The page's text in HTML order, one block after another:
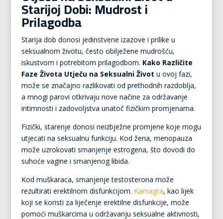
Starijoj Dobi: Mudrost i
Prilagodba
Starija dob donosi jedinstvene izazove i prilike u
seksualnom životu, često obilježene mudrošću,
iskustvom i potrebitom prilagodbom. Kako Različite
Faze Života Utječu na Seksualni Život u ovoj fazi,
može se značajno razlikovati od prethodnih razdoblja,
a mnogi parovi otkrivaju nove načine za održavanje
intimnosti i zadovoljstva unatoč fizičkim promjenama.
Fizički, starenje donosi neizbježne promjene koje mogu
utjecati na seksualnu funkciju. Kod žena, menopauza
može uzrokovati smanjenje estrogena, što dovodi do
suhoće vagine i smanjenog libida.
Kod muškaraca, smanjenje testosterona može
rezultirati erektilnom disfunkcijom. Kamagra, kao lijek
koji se koristi za liječenje erektilne disfunkcije, može
pomoći muškarcima u održavanju seksualne aktivnosti,